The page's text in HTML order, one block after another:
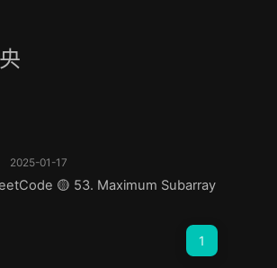
2025-01-17
🟡 53. Maximum Subarray
1